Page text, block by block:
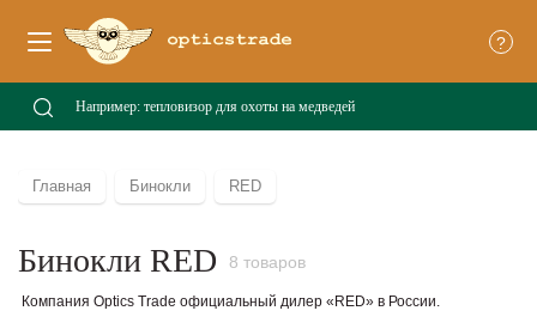
?
Главная Бинокли RED
Бинокли RED 8 товаров
Компания Optics Trade официальный дилер «RED» в России.